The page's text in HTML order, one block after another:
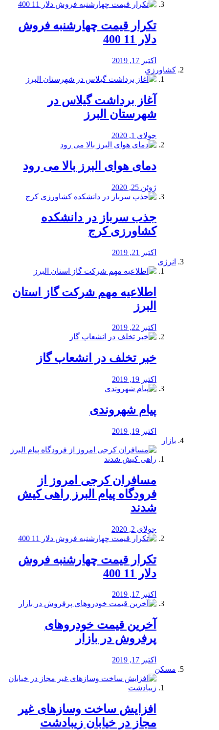
تکرار قیمت چهارشنبه فروش
دلار 11 400
اکتبر 17, 2019
کشاورزی
آغاز برداشت گیلاس در
شهرستان البرز
جولای 1, 2020
دمای هوای البرز بالا می رود
ژوئن 25, 2020
جذب سرباز در دانشکده
کشاورزی کرج
اکتبر 21, 2019
انرژی
️اطلاعیه مهم شرکت گاز استان
البرز
اکتبر 22, 2019
خبر تخلف در انشعاب گاز
اکتبر 19, 2019
پیام شهروندی
اکتبر 19, 2019
بازار
مسافران کرجی امروز از
فرودگاه پیام البرز راهی کیش
شدند
جولای 2, 2020
تکرار قیمت چهارشنبه فروش
دلار 11 400
اکتبر 17, 2019
آخرین قیمت خودرو‌های
پرفروش در بازار
اکتبر 17, 2019
مسکن
افزایش ساخت وسازهای غیر
مجاز در خیابان زیبادشت